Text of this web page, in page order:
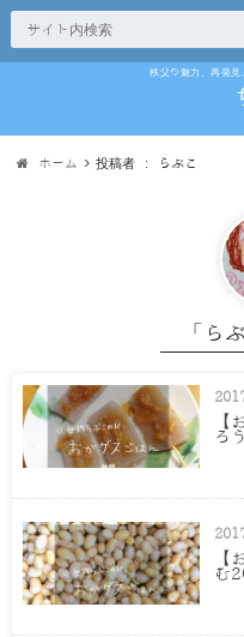
秩父の魅力、再発
ホーム 投稿者 : らぶこ
「ら
【
ろう
【
む